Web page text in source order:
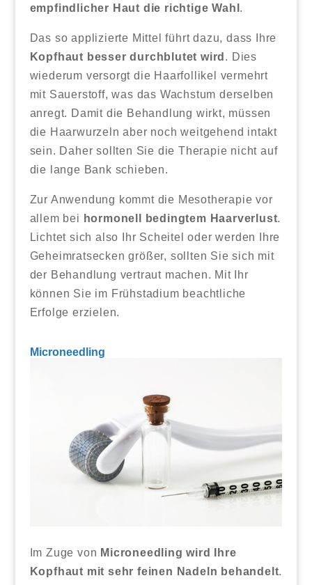
empfindlicher Haut die richtige Wahl .
Das so applizierte Mittel führt dazu, dass Ihre
Kopfhaut besser durchblutet wird . Dies
wiederum versorgt die Haarfollikel vermehrt
mit Sauerstoff, was das Wachstum derselben
anregt. Damit die Behandlung wirkt, müssen
die Haarwurzeln aber noch weitgehend intakt
sein. Daher sollten Sie die Therapie nicht auf
die lange Bank schieben.
Zur Anwendung kommt die Mesotherapie vor
allem bei hormonell bedingtem Haarverlust.
Lichtet sich also Ihr Scheitel oder werden Ihre
Geheimratsecken größer, sollten Sie sich mit
der Behandlung vertraut machen. Mit Ihr
können Sie im Frühstadium beachtliche
Erfolge erzielen.
Microneedling
Im Zuge von Microneedling wird Ihre
Kopfhaut mit sehr feinen Nadeln behandelt.